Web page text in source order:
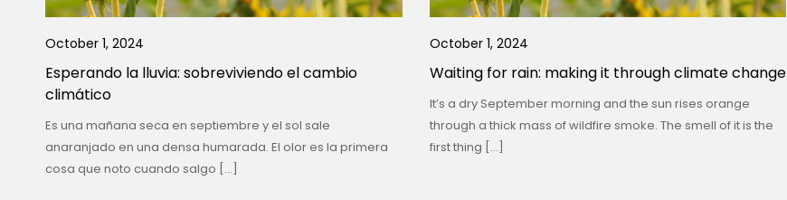
October 1, 2024
Esperando la lluvia: sobreviviendo el cambio
climático
Es una mañana seca en septiembre y el sol sale
anaranjado en una densa humarada. El olor es la primera
cosa que noto cuando salgo […]
October 1, 2024
Waiting for rain: making it through climate change
It’s a dry September morning and the sun rises orange
through a thick mass of wildfire smoke. The smell of it is the
first thing […]